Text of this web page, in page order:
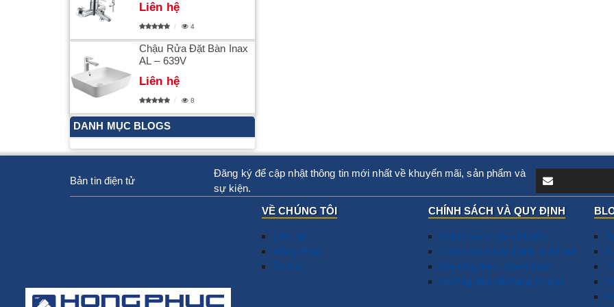
Liên hệ
4
Chậu Rửa Đặt Bàn Inax
AL – 639V
Liên hệ
8
DANH MỤC BLOGS
Bản tin điện tử
Đăng ký để cập nhật thông tin mới nhất về khuyến mãi, sản phẩm và
sự kiện.
VỀ CHÚNG TÔI
Liên hệ
Hồng Phúc
Tin tức
CHÍNH SÁCH VÀ QUY ĐỊNH
Chính sách vận chuyển
Chính sách bảo hành & đổi trả
Phương thức thanh toán
Hướng dẫn đặt hàng Online